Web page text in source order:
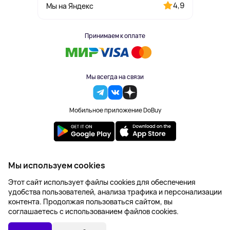
В КОРЗИНУ
Мы на Яндекс 4,9
Принимаем к оплате
Мы всегда на связи
Мобильное приложение DoBuy
2023-2026 © DoBuy. Все права защищены
Правила обработки персональных данных
Пользовательское соглашение
Оферта
Создание сайта – NetLab
Мы используем cookies
Этот сайт использует файлы cookies для обеспечения
удобства пользователей, анализа трафика и персонализации
контента. Продолжая пользоваться сайтом, вы
соглашаетесь с использованием файлов cookies.